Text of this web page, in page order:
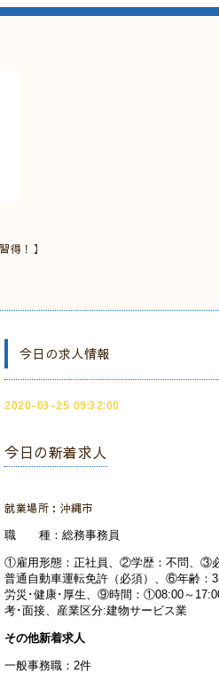
得！】
今日の求人情報
2020-03-25 09:32:00
今日の新着求人
就業場所：沖縄市
職 種：総務事務員
①雇用形態：正社員、②学歴：不問、③
普通自動車運転免許（必須）、⑥年齢：
労災･健康･厚生、⑨時間：①08:00～
考･面接、産業区分:建物サービス業
その他新着求人
一般事務職：2件